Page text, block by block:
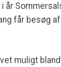
år
får besøg
muligt